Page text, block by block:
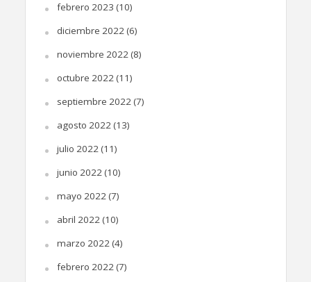
febrero 2023 (10)
diciembre 2022(6)
noviembre 2022(8)
octubre 2022(11)
septiembre 2022(7)
agosto 2022(13)
julio 2022(11)
junio 2022(10)
mayo 2022(7)
abril 2022(10)
marzo 2022(4)
febrero 2022(7)